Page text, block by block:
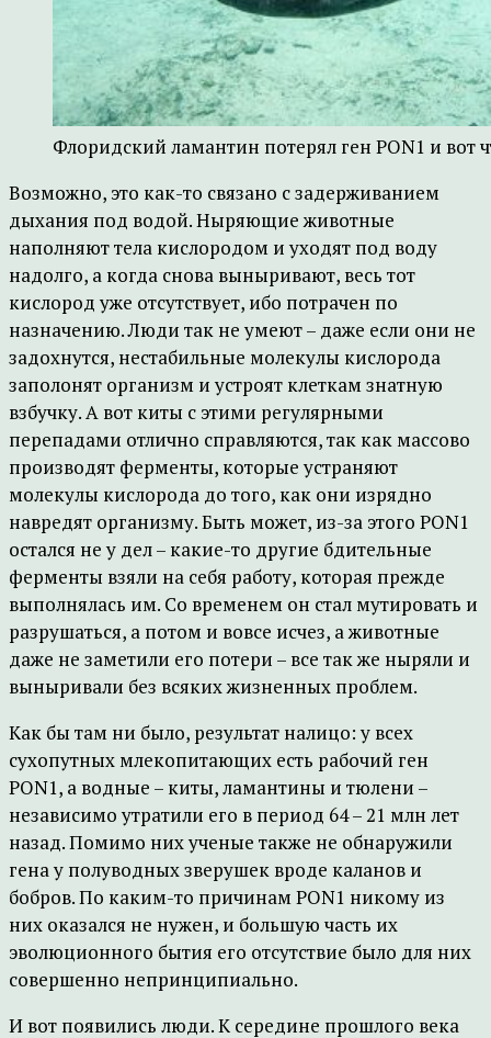
Флоридский ламантин потерял ген PON1 и вот
Возможно, это как-то связано с задерживанием
дыхания под водой. Ныряющие животные
наполняют тела кислородом и уходят под воду
надолго, а когда снова выныривают, весь тот
кислород уже отсутствует, ибо потрачен по
назначению. Люди так не умеют – даже если они не
задохнутся, нестабильные молекулы кислорода
заполонят организм и устроят клеткам знатную
взбучку. А вот киты с этими регулярными
перепадами отлично справляются, так как массово
производят ферменты, которые устраняют
молекулы кислорода до того, как они изрядно
навредят организму. Быть может, из-за этого PON1
остался не у дел – какие-то другие бдительные
ферменты взяли на себя работу, которая прежде
выполнялась им. Со временем он стал мутировать и
разрушаться, а потом и вовсе исчез, а животные
даже не заметили его потери – все так же ныряли и
выныривали без всяких жизненных проблем.
Как бы там ни было, результат налицо: у всех
сухопутных млекопитающих есть рабочий ген
PON1, а водные – киты, ламантины и тюлени –
независимо утратили его в период 64 – 21 млн лет
назад. Помимо них ученые также не обнаружили
гена у полуводных зверушек вроде каланов и
бобров. По каким-то причинам PON1 никому из
них оказался не нужен, и большую часть их
эволюционного бытия его отсутствие было для них
совершенно непринципиально.
И вот появились люди. К середине прошлого века